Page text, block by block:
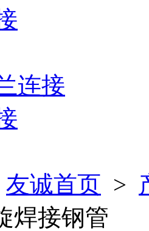
连接
友诚首页 >
焊接钢管